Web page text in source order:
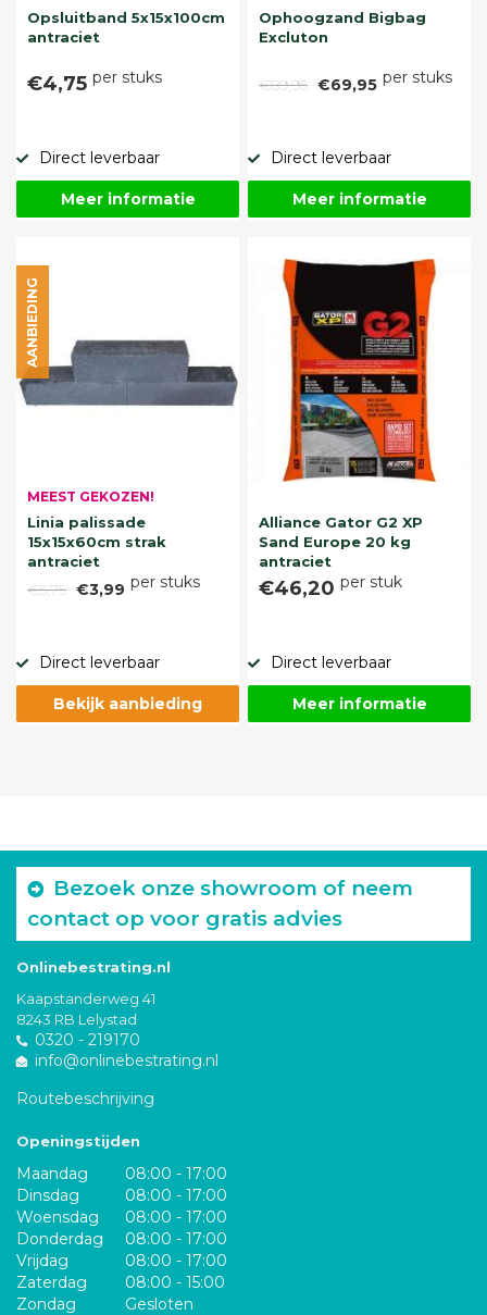
Opsluitband 5x15x100cm
antraciet
€4,75 per stuks
Direct leverbaar
Meer informatie
Ophoogzand Bigbag
Excluton
€89,95 €69,95 per stuks
Direct leverbaar
Meer informatie
MEEST GEKOZEN!
Linia palissade
15x15x60cm strak
antraciet
€5,75 €3,99 per stuks
AANBIEDING
Direct leverbaar
Bekijk aanbieding
Alliance Gator G2 XP
Sand Europe 20 kg
antraciet
€46,20 per stuk
Direct leverbaar
Meer informatie
Bezoek onze showroom of neem
contact op voor gratis advies
Onlinebestrating.nl
Kaapstanderweg 41
8243 RB Lelystad
0320 - 219170
info@onlinebestrating.nl
Routebeschrijving
Openingstijden
Maandag
08:00 - 17:00
Dinsdag
08:00 - 17:00
Woensdag
08:00 - 17:00
Donderdag
08:00 - 17:00
Vrijdag
08:00 - 17:00
Zaterdag
08:00 - 15:00
Zondag
Gesloten